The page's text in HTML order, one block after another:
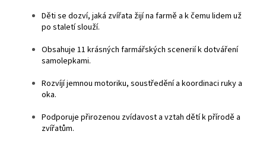
Děti se dozví, jaká zvířata žijí na farmě a k čemu lidem už
po staletí slouží.
Obsahuje 11 krásných farmářských scenerií k dotváření
samolepkami.
Rozvíjí jemnou motoriku, soustředění a koordinaci ruky a
oka.
Podporuje přirozenou zvídavost a vztah dětí k přírodě a
zvířatům.